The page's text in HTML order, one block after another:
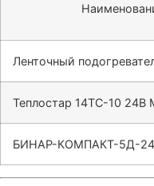
Ленточный
Теплостар 14ТС-10 24В
БИНАР-КОМПАКТ-5Д-